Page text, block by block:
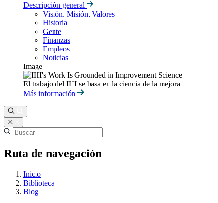
Descripción general
Visión, Misión, Valores
Historia
Gente
Finanzas
Empleos
Noticias
Image
El trabajo del IHI se basa en la ciencia de la mejora
Más información
Ruta de navegación
Inicio
Biblioteca
Blog